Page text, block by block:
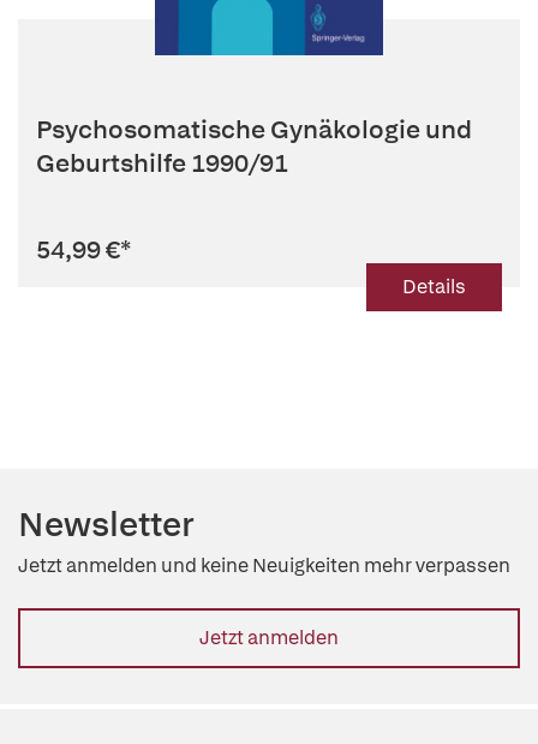
Psychosomatische Gynäkologie und
Geburtshilfe 1990/91
54,99 €*
Details
Newsletter
Jetzt anmelden und keine Neuigkeiten mehr verpassen
Jetzt anmelden